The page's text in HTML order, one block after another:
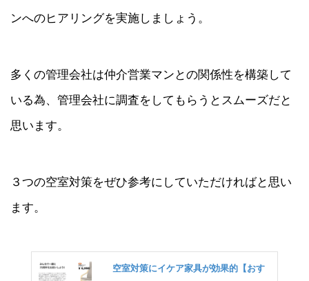
ンへのヒアリングを実施しましょう。
多くの管理会社は仲介営業マンとの関係性を構築して
いる為、管理会社に調査をしてもらうとスムーズだと
思います。
３つの空室対策をぜひ参考にしていただければと思い
ます。
空室対策にイケア家具が効果的【おす